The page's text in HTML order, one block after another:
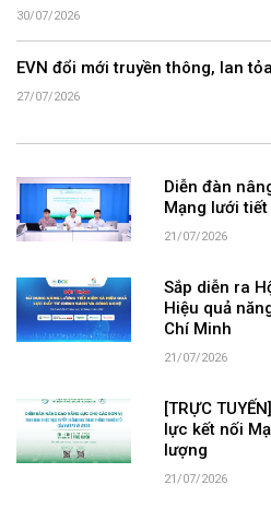
30/07/2026
EVN đổi mới truyền thông, lan
27/07/2026
Diễn đàn
Mạng lưới
21/07/2026
Sắp diễn ra
Hiệu quả
Chí Minh
21/07/2026
[TRỰC
lực kết nối
lượng
21/07/2026